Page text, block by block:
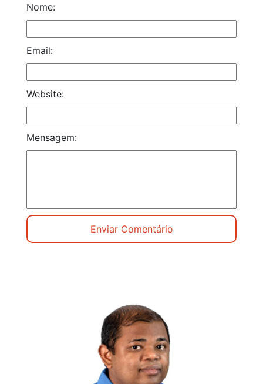
Nome:
Email:
Website:
Mensagem: